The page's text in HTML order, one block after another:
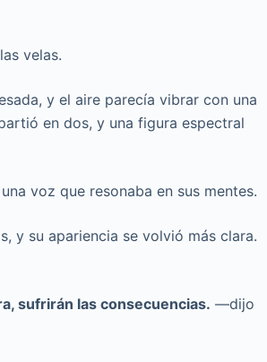
velas.
y el aire parecía vibrar con una
en dos, y una figura espectral
voz que resonaba en sus mentes.
y su apariencia se volvió más clara.
sufrirán las consecuencias. —dijo